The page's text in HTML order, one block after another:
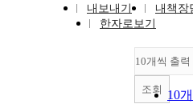
내보내기
내책장
한자로보기
10개씩 출력
10
조회